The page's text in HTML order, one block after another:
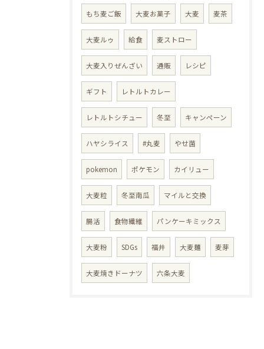
もち麦ご飯 大麦お菓子 大麦 麦茶
大麦ルゥ 給食 麦ストロー
大麦入りぜんざい 通販 レシピ
ギフト レトルトカレー
レトルトシチュー 冬至 キャンペーン
ハヤシライス #丸麦 やせ菌
pokemon ポケモン カイリュー
大麦粒 冬至南瓜 マイルと交換
腸活 食物繊維 パンケーキミックス
大麦粉 SDGs 福井 大麦麺 麦芽
大麦焼きドーナツ 六条大麦